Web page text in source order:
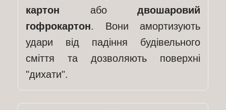
картон або двошаровий
гофрокартон. Вони амортизують
удари від падіння будівельного
сміття та дозволяють поверхні
"дихати".